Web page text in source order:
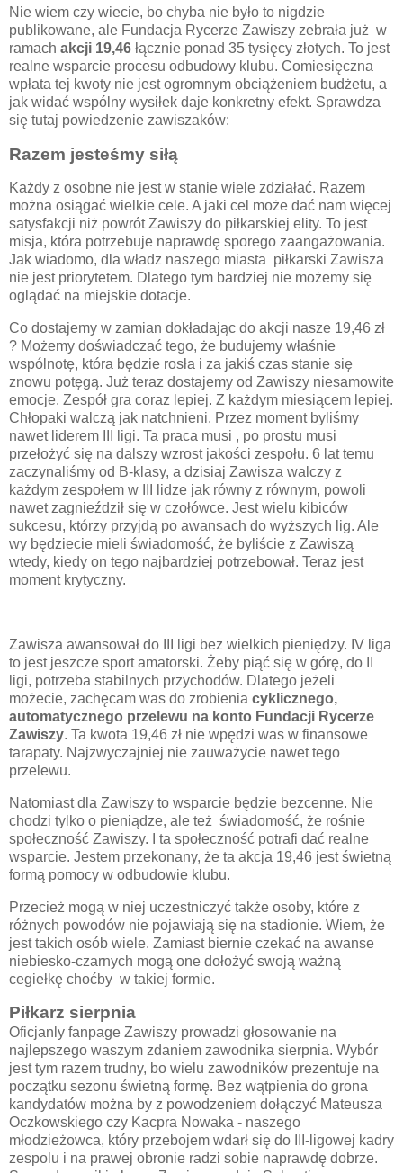
Nie wiem czy wiecie, bo chyba nie było to nigdzie
publikowane, ale Fundacja Rycerze Zawiszy zebrała już w
ramach akcji 19,46 łącznie ponad 35 tysięcy złotych. To jest
realne wsparcie procesu odbudowy klubu. Comiesięczna
wpłata tej kwoty nie jest ogromnym obciążeniem budżetu, a
jak widać wspólny wysiłek daje konkretny efekt. Sprawdza
się tutaj powiedzenie zawiszaków:
Razem jesteśmy siłą
Każdy z osobne nie jest w stanie wiele zdziałać. Razem
można osiągać wielkie cele. A jaki cel może dać nam więcej
satysfakcji niż powrót Zawiszy do piłkarskiej elity. To jest
misja, która potrzebuje naprawdę sporego zaangażowania.
Jak wiadomo, dla władz naszego miasta piłkarski Zawisza
nie jest priorytetem. Dlatego tym bardziej nie możemy się
oglądać na miejskie dotacje.
Co dostajemy w zamian dokładając do akcji nasze 19,46 zł
? Możemy doświadczać tego, że budujemy właśnie
wspólnotę, która będzie rosła i za jakiś czas stanie się
znowu potęgą. Już teraz dostajemy od Zawiszy niesamowite
emocje. Zespół gra coraz lepiej. Z każdym miesiącem lepiej.
Chłopaki walczą jak natchnieni. Przez moment byliśmy
nawet liderem III ligi. Ta praca musi , po prostu musi
przełożyć się na dalszy wzrost jakości zespołu. 6 lat temu
zaczynaliśmy od B-klasy, a dzisiaj Zawisza walczy z
każdym zespołem w III lidze jak równy z równym, powoli
nawet zagnieździł się w czołówce. Jest wielu kibiców
sukcesu, którzy przyjdą po awansach do wyższych lig. Ale
wy będziecie mieli świadomość, że byliście z Zawiszą
wtedy, kiedy on tego najbardziej potrzebował. Teraz jest
moment krytyczny.
Zawisza awansował do III ligi bez wielkich pieniędzy. IV liga
to jest jeszcze sport amatorski. Żeby piąć się w górę, do II
ligi, potrzeba stabilnych przychodów. Dlatego jeżeli
możecie, zachęcam was do zrobienia cyklicznego,
automatycznego przelewu na konto Fundacji Rycerze
Zawiszy. Ta kwota 19,46 zł nie wpędzi was w finansowe
tarapaty. Najzwyczajniej nie zauważycie nawet tego
przelewu.
Natomiast dla Zawiszy to wsparcie będzie bezcenne. Nie
chodzi tylko o pieniądze, ale też świadomość, że rośnie
społeczność Zawiszy. I ta społeczność potrafi dać realne
wsparcie. Jestem przekonany, że ta akcja 19,46 jest świetną
formą pomocy w odbudowie klubu.
Przecież mogą w niej uczestniczyć także osoby, które z
różnych powodów nie pojawiają się na stadionie. Wiem, że
jest takich osób wiele. Zamiast biernie czekać na awanse
niebiesko-czarnych mogą one dołożyć swoją ważną
cegiełkę choćby w takiej formie.
Piłkarz sierpnia
Oficjanly fanpage Zawiszy prowadzi głosowanie na
najlepszego waszym zdaniem zawodnika sierpnia. Wybór
jest tym razem trudny, bo wielu zawodników prezentuje na
początku sezonu świetną formę. Bez wątpienia do grona
kandydatów można by z powodzeniem dołączyć Mateusza
Oczkowskiego czy Kacpra Nowaka - naszego
młodzieżowca, który przebojem wdarł się do III-ligowej kadry
zespolu i na prawej obronie radzi sobie naprawdę dobrze.